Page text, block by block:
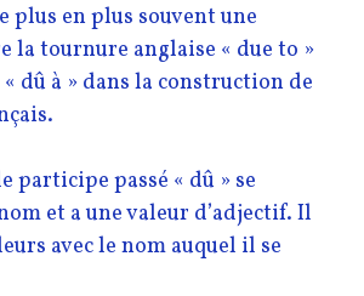
plus en plus souvent une
la tournure anglaise « due to »
dû à » dans la construction de
participe passé « dû » se
et a une valeur d’adjectif. Il
avec le nom auquel il se